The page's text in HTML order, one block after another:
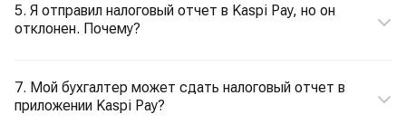
5. Я отправил налоговый отчет в Kaspi Pay, но он
отклонен. Почему?
7. Мой бухгалтер может сдать налоговый отчет в
приложении Kaspi Pay?